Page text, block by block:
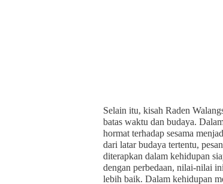
Selain itu, kisah Raden
batas waktu dan budaya.
hormat terhadap sesama
dari latar budaya tertentu,
diterapkan dalam kehidupan
dengan perbedaan, nilai-nilai
lebih baik. Dalam kehidupan